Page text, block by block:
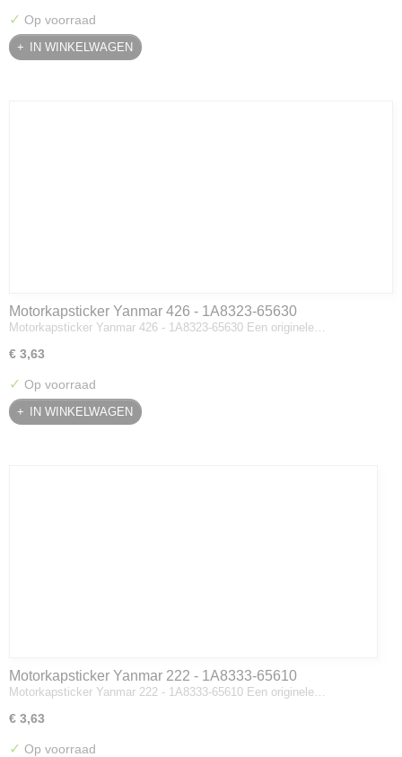
✓ Op voorraad
IN WINKELWAGEN
Motorkapsticker Yanmar 426 - 1A8323-65630
Motorkapsticker Yanmar 426 - 1A8323-65630 Een originele…
€ 3,63
✓ Op voorraad
IN WINKELWAGEN
Motorkapsticker Yanmar 222 - 1A8333-65610
Motorkapsticker Yanmar 222 - 1A8333-65610 Een originele…
€ 3,63
✓ Op voorraad